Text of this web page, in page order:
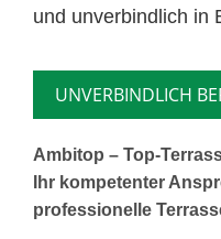
und unverbindlich in
UNVERBINDLICH
Ambitop – Top-
Ihr kompetenter
professionelle